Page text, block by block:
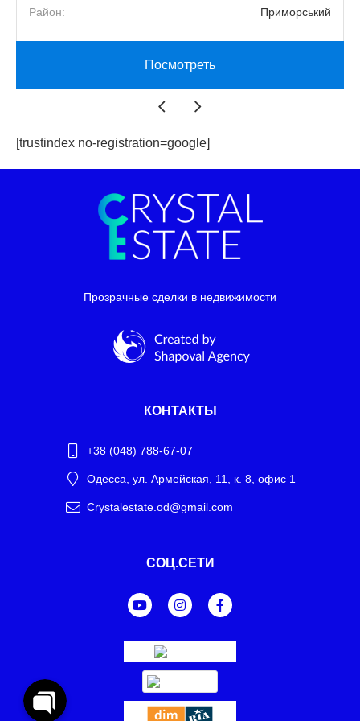
Район:
Приморський
Посмотреть
[trustindex no-registration=google]
Прозрачные сделки в недвижимости
КОНТАКТЫ
+38 (048) 788-67-07
Одесса, ул. Армейская, 11, к. 8, офис 1
Crystalestate.od@gmail.com
СОЦ.СЕТИ